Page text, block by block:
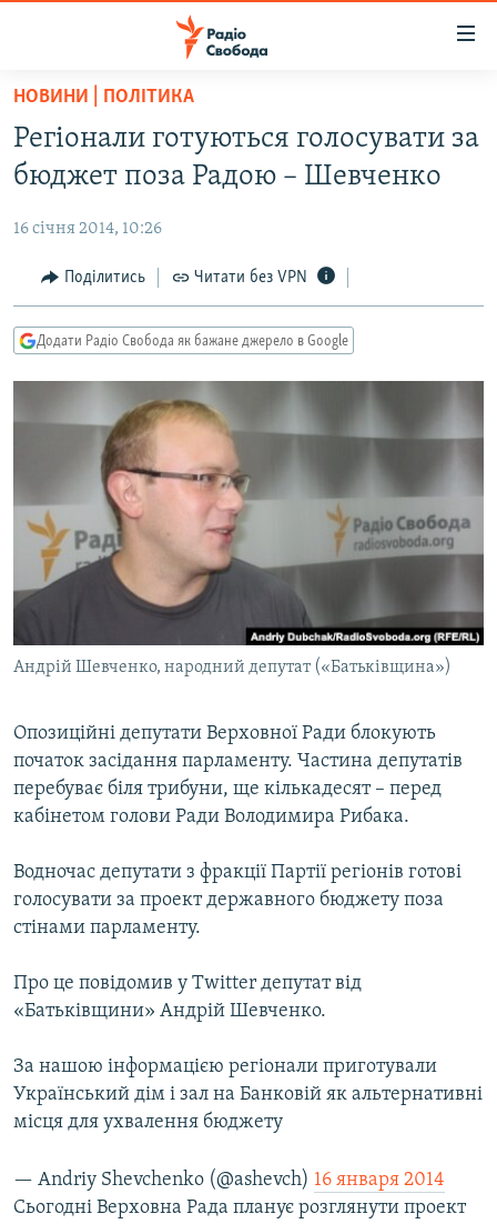
Перейти
основного
матеріалу
до
навігації
Перейти
до
ВСЕ ЗА ДОБУ
ПОЛІТИКА
ЕКОНОМІКА
КУЛЬТУРА
ВІЙНА
РОСІЙСЬКА «ФІЛЬТРАЦІЯ»
КРИМ.РЕАЛІЇ
КИТАЙ.ВИКЛИКИ
МУЛЬТИМЕДІА
ФОТО
СПЕЦПРОЄКТИ
РУС
УКР
КТАТ
ДОЛУЧАЙСЯ!
Усі сайти RFE/RL
НОВИНИ | ПОЛІТИКА
Регіонали готуються голосувати за
бюджет поза Радою – Шевченко
16 січня 2014, 10:26
Поділитись Читати без VPN
Додати Радіо Свобода як бажане джерело в Google
Андрій Шевченко, народний депутат («Батьківщина»)
Опозиційні депутати Верховної Ради блокують
початок засідання парламенту. Частина депутатів
перебуває біля трибуни, ще кількадесят – перед
кабінетом голови Ради Володимира Рибака.
Водночас депутати з фракції Партії регіонів готові
голосувати за проект державного бюджету поза
стінами парламенту.
Про це повідомив у Twitter депутат від
«Батьківщини» Андрій Шевченко.
За нашою інформацією регіонали приготували
Український дім і зал на Банковій як альтернативні
місця для ухвалення бюджету
— Andriy Shevchenko (@ashevch) 16 января 2014
Сьогодні Верховна Рада планує розглянути проект